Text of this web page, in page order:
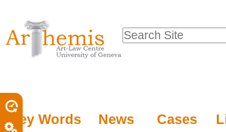
tools
content.
to
navigation
Key Words News Cases
Search Site